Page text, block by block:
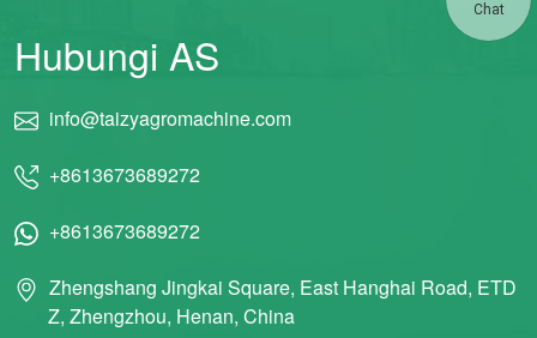
Hubungi AS
info@taizyagromachine.com
+8613673689272
+8613673689272
Zhengshang Jingkai Square, East Hanghai Road, ETD
Z, Zhengzhou, Henan, China
Chat